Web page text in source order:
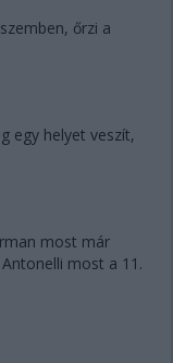
őrzi a
egy helyet veszít,
most már
most a 11.